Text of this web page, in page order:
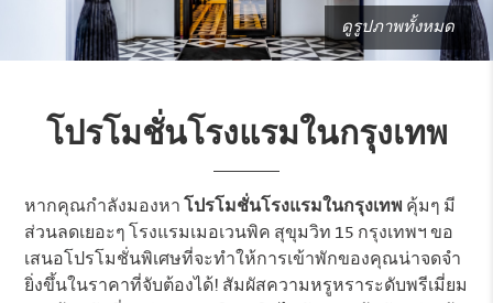
ดูรูปภาพทั้งหมด
โปรโมชั่นโรงแรมในกรุงเทพ
หากคุณกำลังมองหา โปรโมชั่นโรงแรมในกรุงเทพ คุ้มๆ มี
ส่วนลดเยอะๆ โรงแรมเมอเวนพิค สุขุมวิท 15 กรุงเทพฯ ขอ
เสนอโปรโมชั่นพิเศษที่จะทำให้การเข้าพักของคุณน่าจดจำ
ยิ่งขึ้นในราคาที่จับต้องได้! สัมผัสความหรูหราระดับพรีเมี่ยม